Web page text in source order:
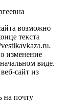
возможно
текста
изменение
виде.
сайт из
на почту